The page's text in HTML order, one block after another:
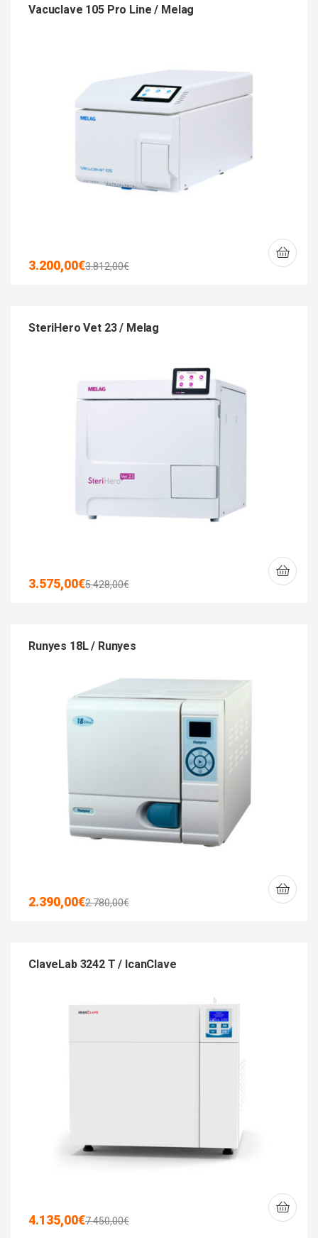
Vacuclave 105 Pro Line / Melag
3.812,00€
3.200,00€
SteriHero Vet 23 / Melag
5.428,00€
3.575,00€
Runyes 18L / Runyes
2.780,00€
2.390,00€
ClaveLab 3242 T / IcanClave
7.450,00€
4.135,00€